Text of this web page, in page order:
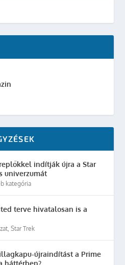
indítják újra a Star
univerzumát
kategória
terve hivatalosan is a
,Star Trek
újraindítást a Prime